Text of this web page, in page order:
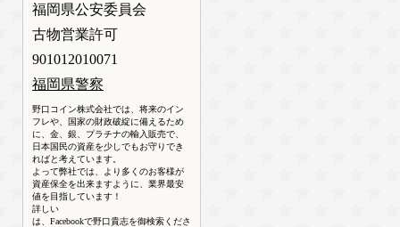
福岡県公安委員会
古物営業許可
901012010071
福岡県警察
野口コイン株式会社では、将来のイン
フレや、国家の財政破綻に備えるため
に、金、銀、プラチナの輸入販売で、
日本国民の資産を少しでもお守りでき
ればと考えています。
よって弊社では、より多くのお客様が
資産保全を出来ますように、業界最安
値を目指しています！
詳しい
は、Facebookで野口貴志を御検索くださ